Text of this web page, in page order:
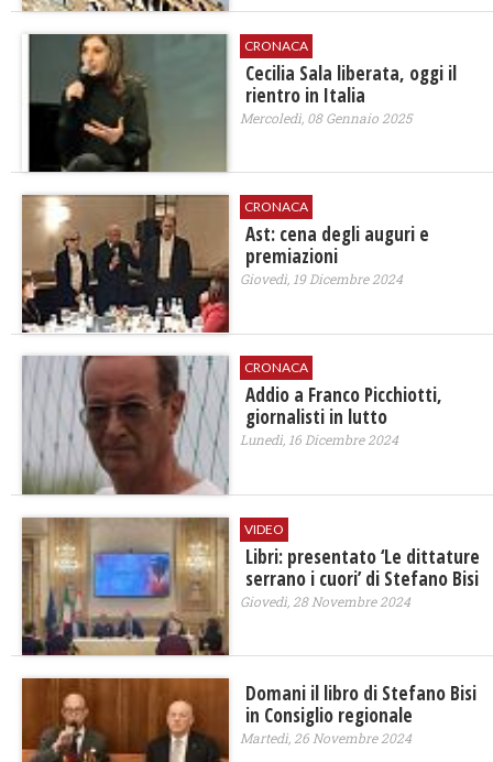
CRONACA
Cecilia Sala liberata, oggi il
rientro in Italia
Mercoledì, 08 Gennaio 2025
CRONACA
Ast: cena degli auguri e
premiazioni
Giovedì, 19 Dicembre 2024
CRONACA
Addio a Franco Picchiotti,
giornalisti in lutto
Lunedì, 16 Dicembre 2024
VIDEO
Libri: presentato ‘Le dittature
serrano i cuori’ di Stefano Bisi
Giovedì, 28 Novembre 2024
Domani il libro di Stefano Bisi
in Consiglio regionale
Martedì, 26 Novembre 2024